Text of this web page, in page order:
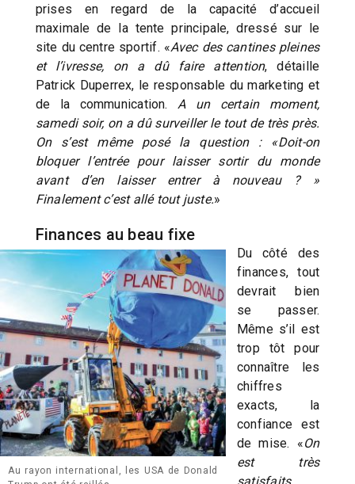
prises en regard de la capacité d’accueil
maximale de la tente principale, dressé sur le
site du centre sportif. «Avec des cantines pleines
et l’ivresse, on a dû faire attention, détaille
Patrick Duperrex, le responsable du marketing et
de la communication. A un certain moment,
samedi soir, on a dû surveiller le tout de très près.
On s’est même posé la question : «Doit-on
bloquer l’entrée pour laisser sortir du monde
avant d’en laisser entrer à nouveau ? »
Finalement c’est allé tout juste.»
Finances au beau fixe
Au rayon international, les USA de Donald
Du côté des
finances, tout
devrait bien
se passer.
Même s’il est
trop tôt pour
connaître les
chiffres
exacts, la
confiance est
de mise. «On
est très